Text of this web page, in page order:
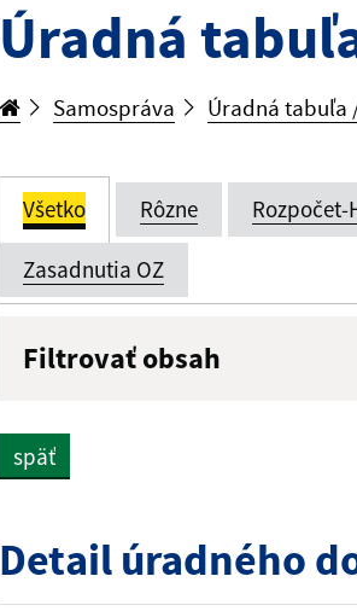
Úradná
Samospráva Úradná tabuľa
Všetko Rôzne
Zasadnutia OZ
Filtrovať obsah
späť
Detail úradného